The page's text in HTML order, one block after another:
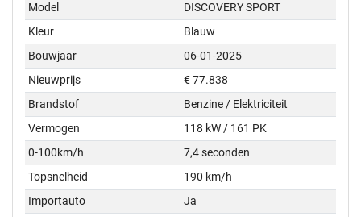
Model
DISCOVERY SPORT
Kleur
Blauw
Bouwjaar
06-01-2025
Nieuwprijs
€ 77.838
Brandstof
Benzine / Elektriciteit
Vermogen
118 kW / 161 PK
0-100km/h
7,4 seconden
Topsnelheid
190 km/h
Importauto
Ja